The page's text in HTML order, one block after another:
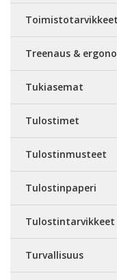
Toimistotarvikkeet
Treenaus &
Tukiasemat
Tulostimet
Tulostinmusteet
Tulostinpaperi
Tulostintarvikkeet
Turvallisuus